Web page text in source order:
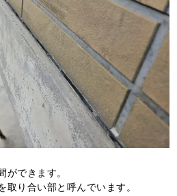
できます。
り合い部と呼んでいます。